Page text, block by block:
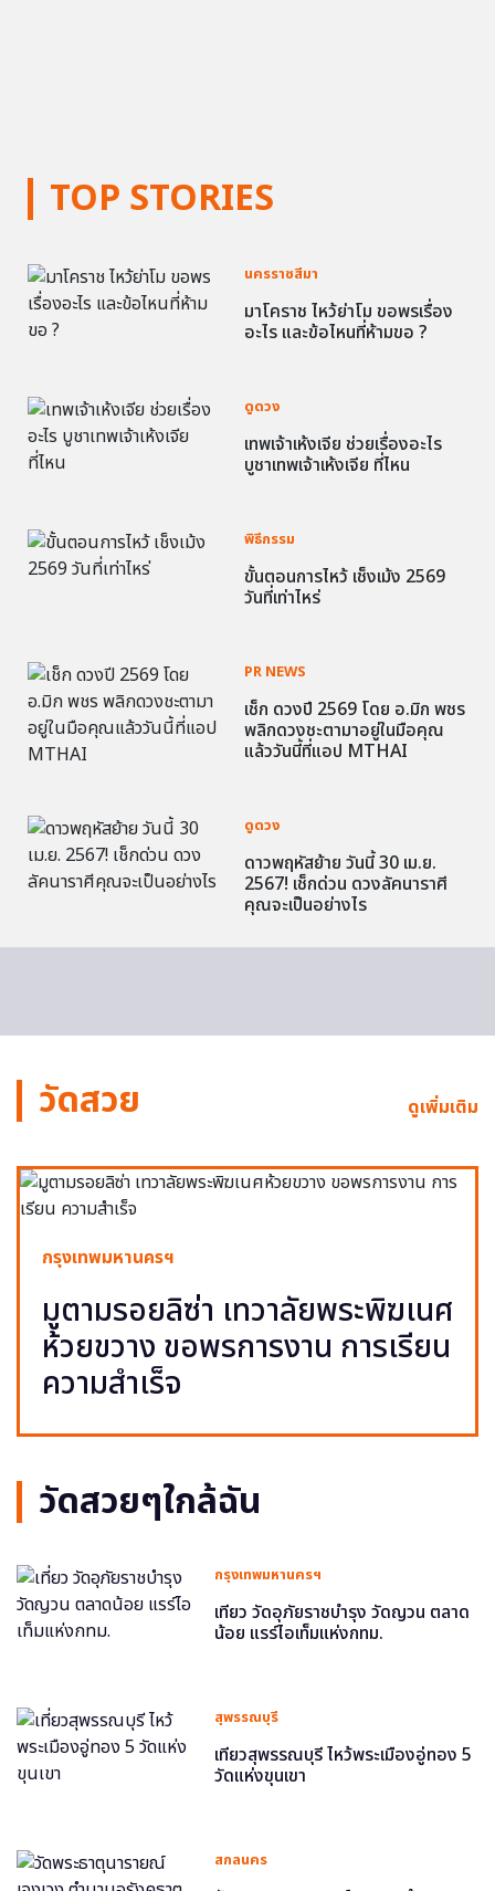
TOP STORIES
นครราชสีมา
มาโคราช ไหว้ย่าโม ขอพรเรื่อง
อะไร และข้อไหนที่ห้ามขอ ?
ดูดวง
เทพเจ้าเห้งเจีย ช่วยเรื่องอะไร
บูชาเทพเจ้าเห้งเจีย ที่ไหน
พิธีกรรม
ขั้นตอนการไหว้ เช็งเม้ง 2569
วันที่เท่าไหร่
PR NEWS
เช็ก ดวงปี 2569 โดย อ.มิก พชร
พลิกดวงชะตามาอยู่ในมือคุณ
แล้ววันนี้ที่แอป MTHAI
ดูดวง
ดาวพฤหัสย้าย วันนี้ 30 เม.ย.
2567! เช็กด่วน ดวงลัคนาราศี
คุณจะเป็นอย่างไร
วัดสวย ดูเพิ่มเติม
กรุงเทพมหานครฯ
มูตามรอยลิซ่า เทวาลัยพระพิฆเนศ
ห้วยขวาง ขอพรการงาน การเรียน
ความสำเร็จ
วัดสวยๆใกล้ฉัน
กรุงเทพมหานครฯ
เที่ยว วัดอุภัยราชบำรุง วัดญวน ตลาด
น้อย แรร์ไอเท็มแห่งกทม.
สุพรรณบุรี
เที่ยวสุพรรณบุรี ไหว้พระเมืองอู่ทอง 5
วัดแห่งขุนเขา
สกลนคร